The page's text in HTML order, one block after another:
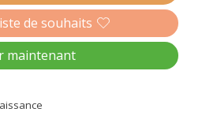
de souhaits
maintenant